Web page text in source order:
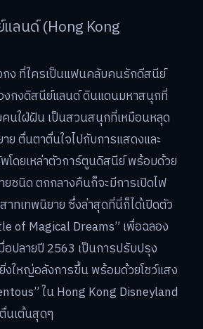
ลนด์ (Hong Kong
กง ที่ใครเป็นแฟนคลับคนรักดีสนีย์
งกงดิสนีย์แลนด์ ดินแดนมหาสนุกที่
นใฝ่ฝัน เป็นสวนสนุกที่เหมือนหลุด
าย ตื่นตาตื่นใจไปกับการแสดงและ
โดยเหล่าตัวการ์ตูนดิสนีย์ พร้อมด้วย
ยชนิด ตกกลางคืนก็จะมีการเปิดไฟ
าทเทพนิยาย ซึ่งล่าสุดที่นี่ก็ได้เปิดตัว
of Magical Dreams” เพื่อฉลอง
อปลายปี 2563 เป็นการปรับปรุง
งใหญ่อลังการขึ้น พร้อมด้วยโชว์แสง
ใน Hong Kong Disneyland
นเต้นสุดๆ